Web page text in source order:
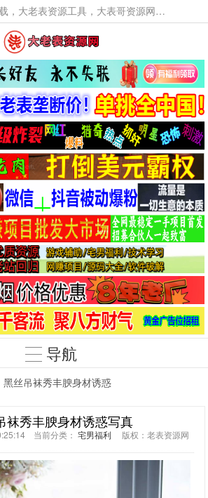
本网站提供资源工具下载，大老表资源工具，大表哥资源网软件工具，大老表资源下载，活动线报福利资源分享,活动线报，大型网游经典游戏，网络热门技术游戏辅助交流与分享。
导航
黑丝吊袜秀丰腴身材诱惑
袜秀丰腴身材诱惑写真
当前分类： 宅男福利 版权：老表资源网